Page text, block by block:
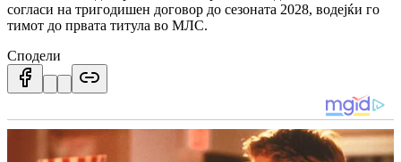
согласи на тригодишен договор до сезоната 2028, водејќи го
тимот до првата титула во МЛС.
Сподели